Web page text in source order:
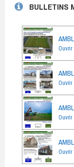
BULLETINS
Ouvrir
Ouvrir
Ouvrir
Ouvrir